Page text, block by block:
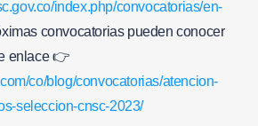
index.php/convocatorias/en-
convocatorias pueden conocer
enlace 👉
co/blog/convocatorias/atencion-
seleccion-cnsc-2023/